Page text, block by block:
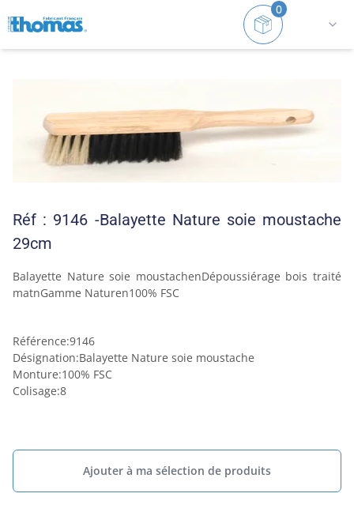
0
Accueil Voir tout Balayette
Réf : 9146 -Balayette Nature soie moustache
29cm
Balayette Nature soie moustachenDépoussiérage bois traité
matnGamme Naturen100% FSC
Référence:9146
Désignation:Balayette Nature soie moustache
Monture:100% FSC
Colisage:8
Ajouter à ma sélection de produits